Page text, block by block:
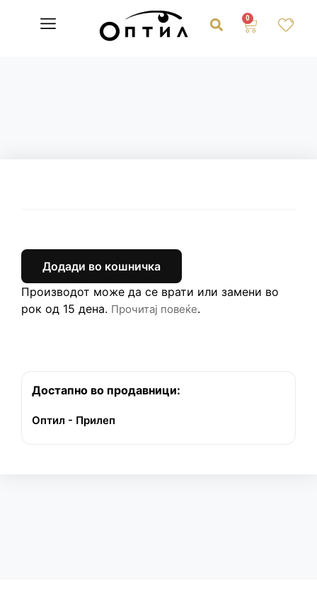
0
Додади во кошничка
Производот може да се врати или замени во
рок од 15 дена. Прочитај повеќе.
Достапно во продавници:
Оптил - Прилеп